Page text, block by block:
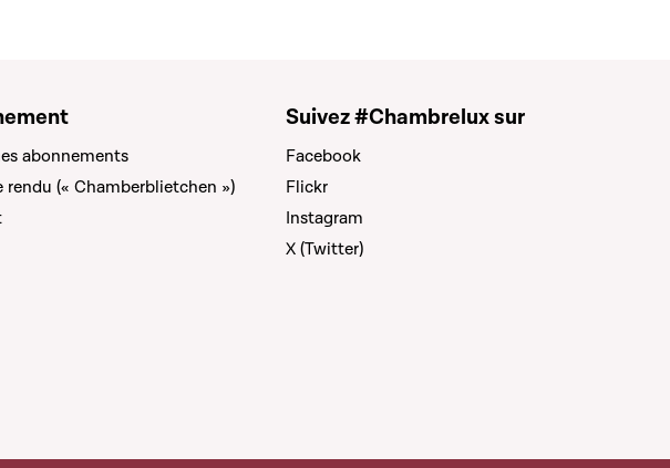
abonnements
rendu (« Chamberblietchen »)
Suivez #Chambrelux sur
Facebook
Flickr
Instagram
X (Twitter)